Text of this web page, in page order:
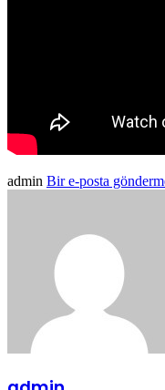
admin Bir e-posta